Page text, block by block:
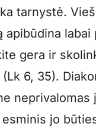
tarnystė.
apibūdina labai
gera ir
6, 35).
neprivalomas
jo